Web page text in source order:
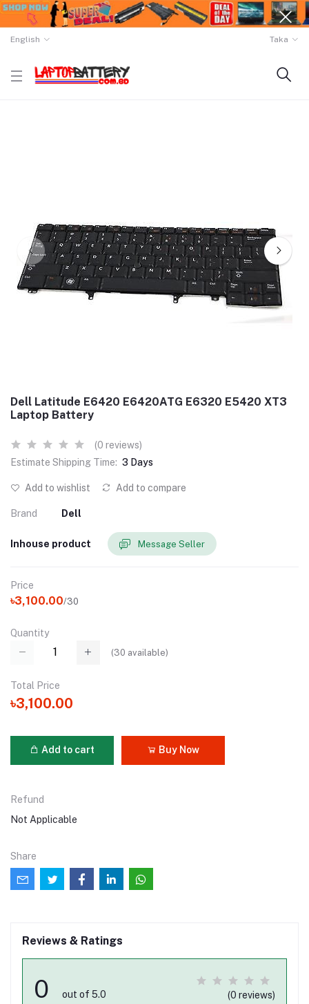
English Taka
Dell Latitude E6420 E6420ATG E6320 E5420 XT3
Laptop Battery
(0 reviews)
Estimate Shipping Time: 3 Days
Add to wishlist Add to compare
Brand Dell
Inhouse product Message Seller
Price
৳3,100.00/30
Quantity
(30 available)
Total Price
৳3,100.00
Add to cart Buy Now
Refund
Not Applicable
Share
Reviews & Ratings
0 out of 5.0 (0 reviews)